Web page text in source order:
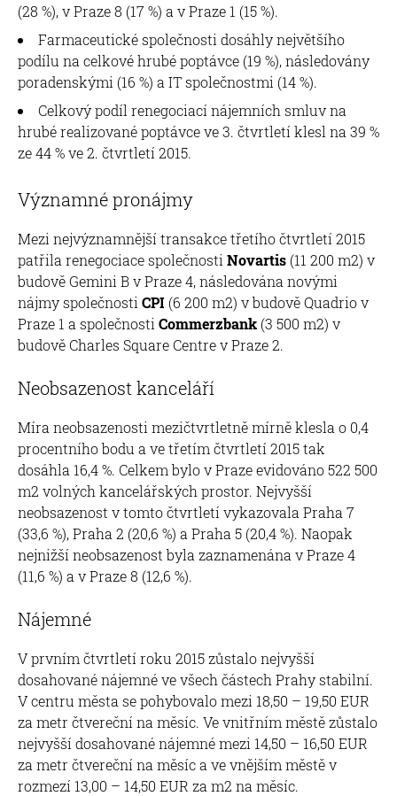
(28 %), v Praze 8 (17 %) a v Praze 1 (15 %).
Farmaceutické společnosti dosáhly největšího
podílu na celkové hrubé poptávce (19 %), následovány
poradenskými (16 %) a IT společnostmi (14 %).
Celkový podíl renegociací nájemních smluv na
hrubé realizované poptávce ve 3. čtvrtletí klesl na 39 %
ze 44 % ve 2. čtvrtletí 2015.
Významné pronájmy
Mezi nejvýznamnější transakce třetího čtvrtletí 2015
patřila renegociace společnosti Novartis(11 200 m2) v
budově Gemini B v Praze 4, následována novými
nájmy společnosti CPI(6 200 m2) v budově Quadrio v
Praze 1 a společnosti Commerzbank(3 500 m2) v
budově Charles Square Centre v Praze 2.
Neobsazenost kanceláří
Míra neobsazenosti mezičtvrtletně mírně klesla o 0,4
procentního bodu a ve třetím čtvrtletí 2015 tak
dosáhla 16,4 %. Celkem bylo v Praze evidováno 522 500
m2 volných kancelářských prostor. Nejvyšší
neobsazenost v tomto čtvrtletí vykazovala Praha 7
(33,6 %), Praha 2 (20,6 %) a Praha 5 (20,4 %). Naopak
nejnižší neobsazenost byla zaznamenána v Praze 4
(11,6 %) a v Praze 8 (12,6 %).
Nájemné
V prvním čtvrtletí roku 2015 zůstalo nejvyšší
dosahované nájemné ve všech částech Prahy stabilní.
V centru města se pohybovalo mezi 18,50 – 19,50 EUR
za metr čtvereční na měsíc. Ve vnitřním městě zůstalo
nejvyšší dosahované nájemné mezi 14,50 – 16,50 EUR
za metr čtvereční na měsíc a ve vnějším městě v
rozmezí 13,00 – 14,50 EUR za m2 na měsíc.